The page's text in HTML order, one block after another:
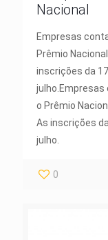
Nacional
Empresas
Prêmio
inscrições da
o Prêmio
As inscrições
julho.
0